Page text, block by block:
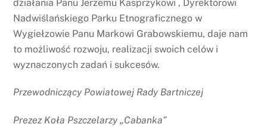
działania Panu Jerzemu Kasprzykowi , Dyrektorowi
Nadwiślańskiego Parku Etnograficznego w
Wygiełzowie Panu Markowi Grabowskiemu, daje nam
to możliwość rozwoju, realizacji swoich celów i
wyznaczonych zadań i sukcesów.
Przewodniczący Powiatowej Rady Bartniczej
Prezez Koła Pszczelarzy „Cabanka”